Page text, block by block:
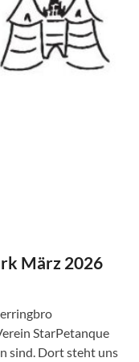
März 2026
StarPetanque
sind. Dort steht uns